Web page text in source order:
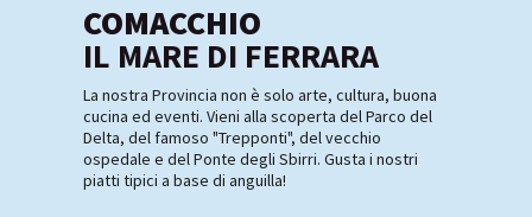
COMACCHIO
IL MARE DI FERRARA
La nostra Provincia non è solo arte, cultura, buona
cucina ed eventi. Vieni alla scoperta del Parco del
Delta, del famoso "Trepponti", del vecchio
ospedale e del Ponte degli Sbirri. Gusta i nostri
piatti tipici a base di anguilla!